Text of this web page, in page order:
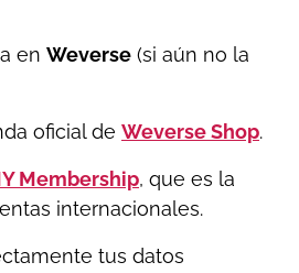
en Weverse (si aún no la
oficial de Weverse Shop.
Membership, que es la
internacionales.
tus datos